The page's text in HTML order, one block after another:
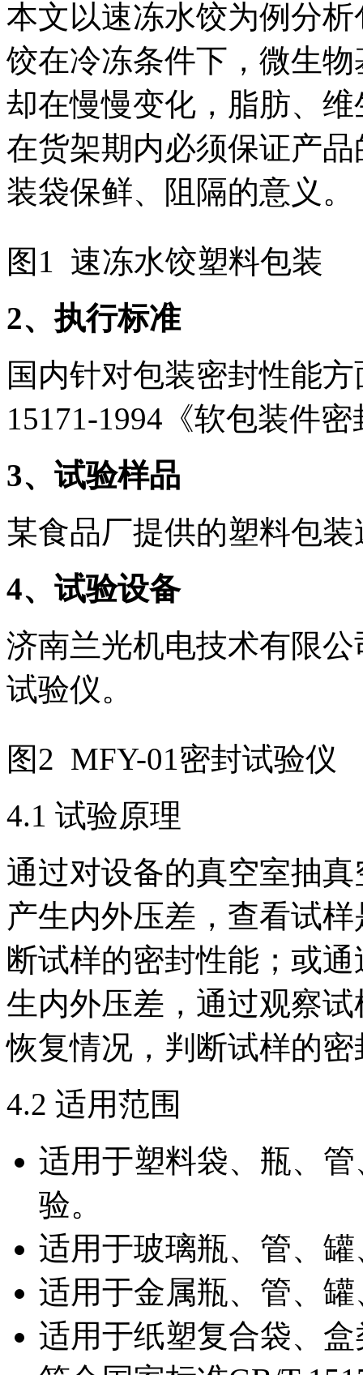
本文以速冻水饺为例分
饺在冷冻条件下，微生
却在慢慢变化，脂肪、
在货架期内必须保证产
装袋保鲜、阻隔的意义。
图1 速冻水饺塑料包装
2、执行标准
国内针对包装密封性能
15171-1994《软包装件
3、试验样品
某食品厂提供的塑料包
4、试验设备
济南兰光机电技术有限
试验仪。
图2 MFY-01密封试验仪
4.1 试验原理
通过对设备的真空室抽
产生内外压差，查看试
断试样的密封性能；或
生内外压差，通过观察
恢复情况，判断试样的
4.2 适用范围
适用于塑料袋、瓶、
验。
适用于玻璃瓶、管、
适用于金属瓶、管、
适用于纸塑复合袋、